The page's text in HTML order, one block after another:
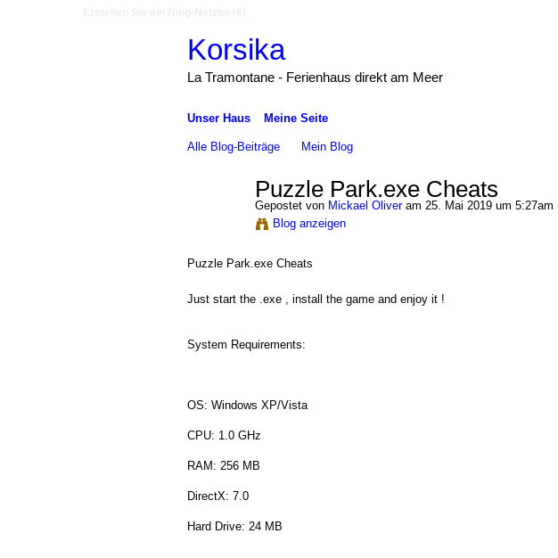
Korsika
La Tramontane - Ferienhaus direkt am Meer
Unser Haus Meine Seite
Alle Blog-Beiträge Mein Blog
Puzzle Park.exe Cheats
Gepostet von Mickael Oliveram 25. Mai 2019 um 5:27am
Blog anzeigen
Puzzle Park.exe Cheats
Just start the .exe , install the game and enjoy it !
System Requirements:
OS: Windows XP/Vista
CPU: 1.0 GHz
RAM: 256 MB
DirectX: 7.0
Hard Drive: 24 MB